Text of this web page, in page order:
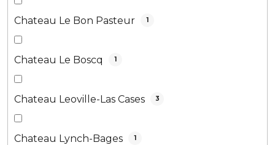
Chateau Le Bon Pasteur 1
Chateau Le Boscq 1
Chateau Leoville-Las Cases 3
Chateau Lynch-Bages 1